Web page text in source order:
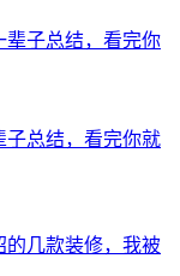
子总结，看完你就